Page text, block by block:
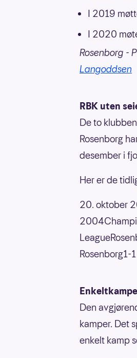
I 2019
I 2020
Rosenborg -
Langoddsen
RBK uten
De to
Rosenborg
desember i
Her er de
20. oktober
Rosenborg1-1
Den
kamper. Det
enkelt kamp